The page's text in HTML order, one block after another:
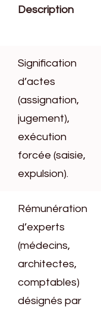
Description
Signification
d’actes
(assignation,
jugement),
exécution
forcée (saisie,
expulsion).
Rémunération
d’experts
(médecins,
architectes,
comptables)
désignés par